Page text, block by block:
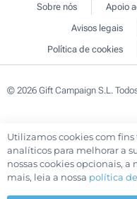
Sobre nós Apoio
Avisos legais
Política de cookies
© 2026 Gift Campaign S.L.
Utilizamos cookies com
analíticos para melhorar a
nossas cookies opcionais, a
mais, leia a nossa política